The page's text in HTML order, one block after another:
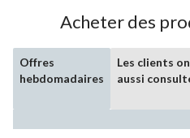
Acheter des
Offres
hebdomadaires
Les clients
aussi